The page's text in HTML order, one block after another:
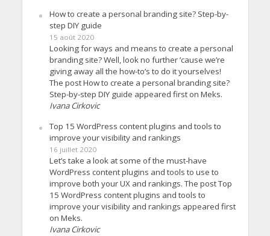
How to create a personal branding site? Step-by-
step DIY guide
15 août 2020
Looking for ways and means to create a personal
branding site? Well, look no further ’cause we’re
giving away all the how-to’s to do it yourselves!
The post How to create a personal branding site?
Step-by-step DIY guide appeared first on Meks.
Ivana Cirkovic
Top 15 WordPress content plugins and tools to
improve your visibility and rankings
16 juillet 2020
Let’s take a look at some of the must-have
WordPress content plugins and tools to use to
improve both your UX and rankings. The post Top
15 WordPress content plugins and tools to
improve your visibility and rankings appeared first
on Meks.
Ivana Cirkovic